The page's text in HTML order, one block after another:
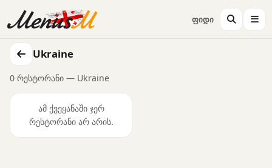
ფიდი
Ukraine
0 რესტორანი — Ukraine
ამ ქვეყანაში ჯერ
რესტორანი არ არის.